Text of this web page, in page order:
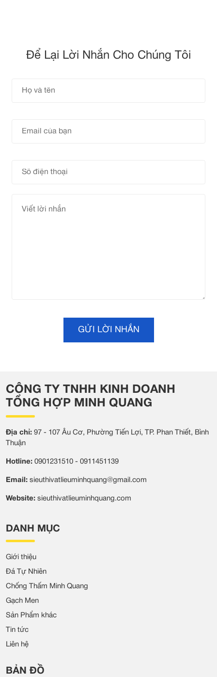
Để Lại Lời Nhắn Cho Chúng Tôi
CÔNG TY TNHH KINH DOANH
TỔNG HỢP MINH QUANG
Địa chỉ: 97 - 107 Âu Cơ, Phường Tiến Lợi, TP. Phan Thiết, Bình
Thuận
Hotline: 0901231510 - 0911451139
Email: sieuthivatlieuminhquang@gmail.com
Website: sieuthivatlieuminhquang.com
DANH MỤC
Giới thiệu
Đá Tự Nhiên
Chống Thấm Minh Quang
Gạch Men
Sản Phẩm khác
Tin tức
Liên hệ
BẢN ĐỒ